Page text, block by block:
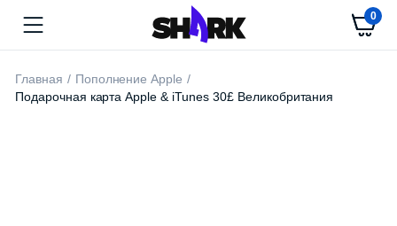
0
Главная
Пополнение Apple
Подарочная карта Apple & iTunes 30£ Великобритания